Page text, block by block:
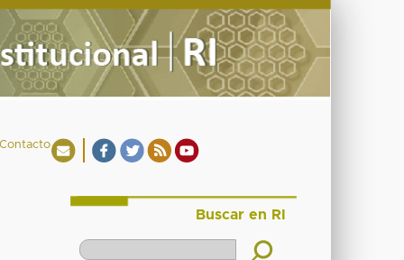
Contacto
Buscar en RI